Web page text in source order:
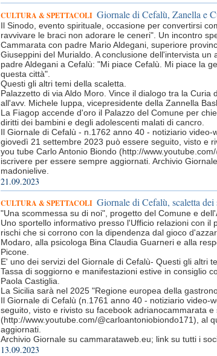
CULTURA & SPETTACOLI Giornale di Cefalù, Zanella e
Il Sinodo, evento spirituale, occasione per convertirsi
ravvivare le braci non adorare le ceneri". Un incontro
Cammarata con padre Mario Aldegani, superiore
Giuseppini del Murialdo. A conclusione dell'intervista
padre Aldegani a Cefalù: "Mi piace Cefalù. Mi piace la
questa città".
Questi gli altri temi della scaletta.
Palazzetto di via Aldo Moro. Vince il dialogo tra la
all'avv. Michele Iuppa, vicepresidente della Zannella
La Fiagop accende d'oro il Palazzo del Comune per
diritti dei bambini e degli adolescenti malati di cancro.
Il Giornale di Cefalù - n.1762 anno 40 - notiziario
giovedì 21 settembre 2023 può essere seguito, visto e
you tube Carlo Antonio Biondo (http://
iscrivere per essere sempre aggiornati. Archivio
madonielive.
21.09.2023
CULTURA & SPETTACOLI Giornale di Cefalù, scaletta dei
"Una scommessa su di noi", progetto del Comune e
Uno sportello informativo presso l'Ufficio relazioni con
rischi che si corrono con la dipendenza dal gioco
Modaro, alla psicologa Bina Claudia Guarneri e alla
Picone.
E' uno dei servizi del Giornale di Cefalù- Questi gli altri
Tassa di soggiorno e manifestazioni estive in consiglio
Paola Castiglia.
La Sicilia sarà nel 2025 "Regione europea della
Il Giornale di Cefalù (n.1761 anno 40 - notiziario video-
seguito, visto e rivisto su facebook adrianocammarata
(http://www.youtube.com/@carloantoniobiondo171), al
aggiornati.
Archivio Giornale su cammarataweb.eu; link su tutti i
13.09.2023